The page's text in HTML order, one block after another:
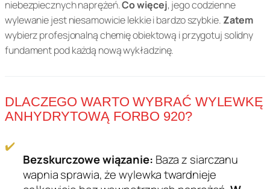
t
F
o
r
9
2
5
k
i
ł
1
4
,
:
8
9
z
niebezpiecznych naprężeń.Co więcej, jego codzienne
wylewanie jest niesamowicie lekkie i bardzo szybkie. Zatem
wybierz profesjonalną chemię obiektową i przygotuj solidny
fundament pod każdą nową wykładzinę.
DLACZEGO WARTO WYBRAĆ WYLEWKĘ
ANHYDRYTOWĄ FORBO 920?
✔️
Bezskurczowe wiązanie: Baza z siarczanu
wapnia sprawia, że wylewka twardnieje